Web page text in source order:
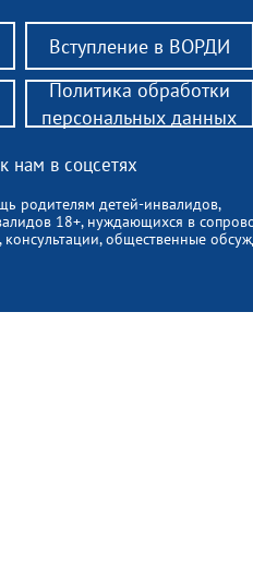
Вступление в ВОРДИ
детей-инвалидов,
18+, нуждающихся в
консультации, общественные
нам в соцсетях
Политика обработки
персональных данных